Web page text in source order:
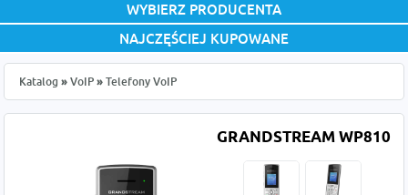
WYBIERZ PRODUCENTA
NAJCZĘŚCIEJ KUPOWANE
Katalog » VoIP » Telefony VoIP
GRANDSTREAM WP810